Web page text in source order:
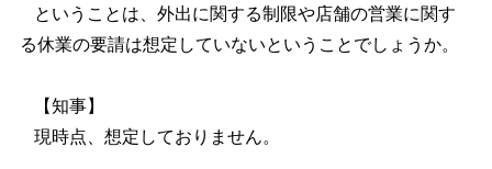
ということは、外出に関する制限や店舗の営業に関す
る休業の要請は想定していないということでしょうか。
【知事】
現時点、想定しておりません。